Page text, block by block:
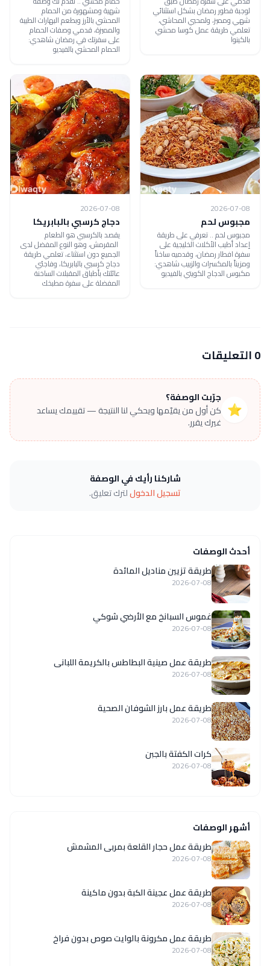
لوجبة فطور رمضان بشكل استثنائي
شهي ومميز، ولمحبي المحاشي،
تعلمي طريقة عمل كوسا محشي
بالكينوا
شهية ومشهورة من الحمام
المحشي بالأرز وبطعم البهارات الطيبة
والمميزة، قدمي وصفات الحمام
على سفرتك في رمضان شاهدي:
الحمام المحشي بالفيديو
2026-07-08
مجبوس لحم
مجبوس لحم .. تعرفي على طريقة
إعداد أطيب الأكلات الخليجية على
سفرة افطار رمضان، وقدميه ساخناً
ومزيناً بالمكسرات والزبيب شاهدي:
مكبوس الدجاج الكويتي بالفيديو
2026-07-08
دجاج كرسبي بالبابريكا
يقصد بالكرسبي هو الطعام
المقرمش، وهو النوع المفضل لدى
الجميع دون استثناء، تعلمي طريقة
دجاج كرسبي بالبابريكا، وفاجئي
عائلتك بأطباق المقبلات الساخنة
المفضلة على سفرة مطبخك
0 التعليقات
⭐
جرّبت الوصفة؟
كن أول من يقيّمها ويحكي لنا النتيجة — تقييمك يساعد
غيرك يقرر.
شاركنا رأيك في الوصفة
تسجيل الدخوللترك تعليق.
أحدث الوصفات
طريقة تزيين مناديل المائدة
2026-07-08
غموس السبانخ مع الأرضي شوكي
2026-07-08
طريقة عمل صينية البطاطس بالكريمة اللبانى
2026-07-08
طريقة عمل بارز الشوفان الصحية
2026-07-08
كرات الكفتة بالجبن
2026-07-08
أشهر الوصفات
طريقة عمل حجار القلعة بمربى المشمش
2026-07-08
طريقة عمل عجينة الكبة بدون ماكينة
2026-07-08
طريقة عمل مكرونة بالوايت صوص بدون فراخ
2026-07-08